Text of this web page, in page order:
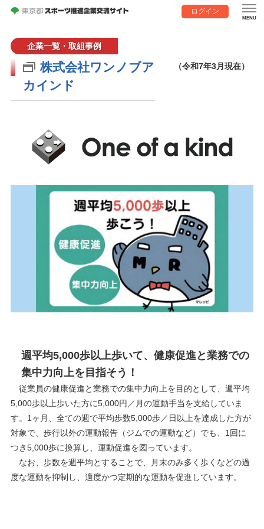
ログイン
企業一覧・取組事例
株式会社ワンノブア
カインド
（令和7年3月現在）
週平均5,000歩以上歩いて、健康促進と業務での
集中力向上を目指そう！
従業員の健康促進と業務での集中力向上を目的として、週平均
5,000歩以上歩いた方に5,000円／月の運動手当を支給していま
す。1ヶ月、全ての週で平均歩数5,000歩／日以上を達成した方が
対象で、歩行以外の運動報告（ジムでの運動など）でも、1回に
つき5,000歩に換算し、運動促進を図っています。
なお、歩数を週平均とすることで、月末のみ多く歩くなどの過
度な運動を抑制し、適度かつ定期的な運動を促進しています。